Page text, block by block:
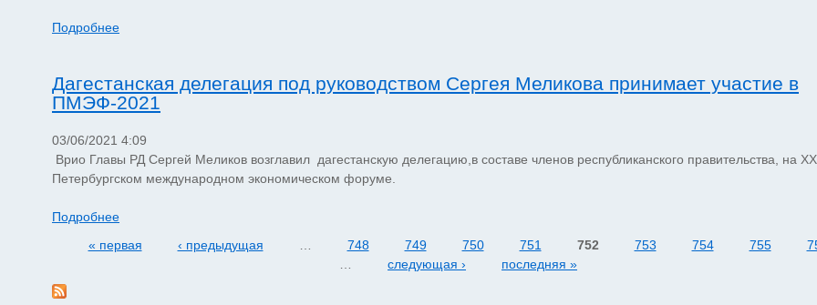
Подробнее
Дагестанская делегация под руководством Сергея Меликова принимает участие в
ПМЭФ-2021
03/06/2021 4:09
Врио Главы РД Сергей Меликов возглавил дагестанскую делегацию,в составе членов республиканского правительства, на
Петербургском международном экономическом форуме.
Подробнее
Страницы
« первая ‹ предыдущая 748 749 750 751 752 753 754 755
следующая › последняя »